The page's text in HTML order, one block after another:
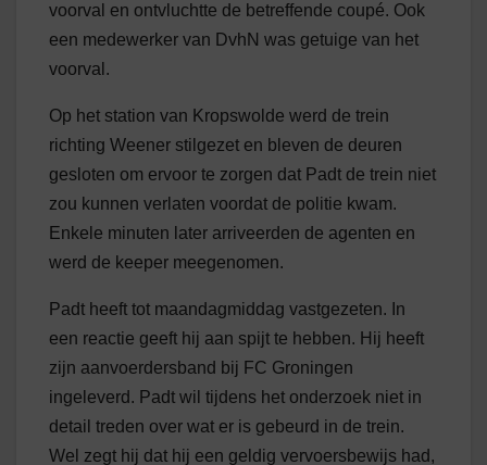
voorval en ontvluchtte de betreffende coupé. Ook
een medewerker van DvhN was getuige van het
voorval.
Op het station van Kropswolde werd de trein
richting Weener stilgezet en bleven de deuren
gesloten om ervoor te zorgen dat Padt de trein niet
zou kunnen verlaten voordat de politie kwam.
Enkele minuten later arriveerden de agenten en
werd de keeper meegenomen.
Padt heeft tot maandagmiddag vastgezeten. In
een reactie geeft hij aan spijt te hebben. Hij heeft
zijn aanvoerdersband bij FC Groningen
ingeleverd. Padt wil tijdens het onderzoek niet in
detail treden over wat er is gebeurd in de trein.
Wel zegt hij dat hij een geldig vervoersbewijs had,